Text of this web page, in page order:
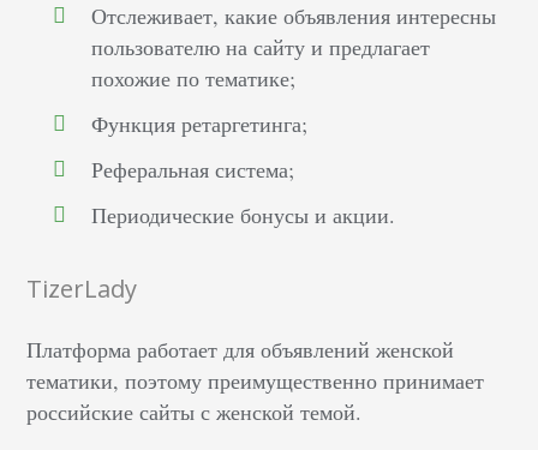
Отслеживает, какие объявления интересны
пользователю на сайту и предлагает
похожие по тематике;
Функция ретаргетинга;
Реферальная система;
Периодические бонусы и акции.
TizerLady
Платформа работает для объявлений женской
тематики, поэтому преимущественно принимает
российские сайты с женской темой.